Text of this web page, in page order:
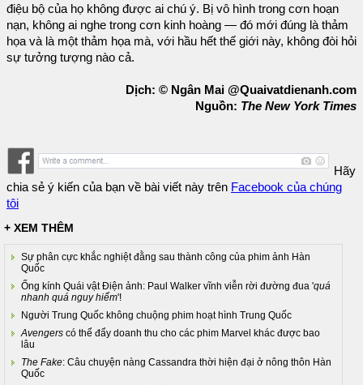
điệu bộ của họ không được ai chú ý. Bị vô hình trong cơn hoạn
nạn, không ai nghe trong cơn kinh hoàng — đó mới đúng là thảm
họa và là một thảm họa mà, với hầu hết thế giới này, không đòi hỏi
sự tưởng tượng nào cả.
Dịch: © Ngân Mai @Quaivatdienanh.com
Nguồn: The New York Times
Hãy
chia sẻ ý kiến của bạn về bài viết này trên Facebook của chúng
tôi
+ XEM THÊM
Sự phân cực khắc nghiệt đằng sau thành công của phim ảnh Hàn
Quốc
Ống kính Quái vật Điện ảnh: Paul Walker vĩnh viễn rời đường đua 'quá
nhanh quá nguy hiểm'!
Người Trung Quốc không chuộng phim hoạt hình Trung Quốc
Avengers có thể đẩy doanh thu cho các phim Marvel khác được bao
lâu
The Fake: Câu chuyện nàng Cassandra thời hiện đại ở nông thôn Hàn
Quốc